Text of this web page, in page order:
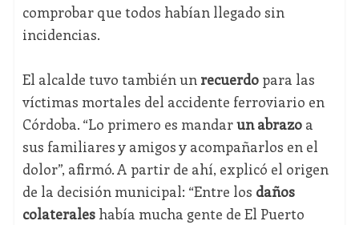
comprobar que todos habían llegado sin
incidencias.
El alcalde tuvo también un recuerdopara las
víctimas mortales del accidente ferroviario en
Córdoba. “Lo primero es mandarun abrazoa
sus familiares y amigos y acompañarlos en el
dolor”, afirmó. A partir de ahí, explicó el origen
de la decisión municipal: “Entre los daños
colateraleshabía mucha gente de El Puerto